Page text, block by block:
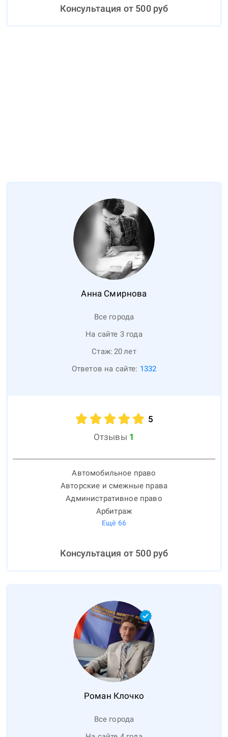
Консультация от 500руб
Анна Смирнова
Все города
На сайте 3 года
Стаж: 20лет
Ответов на сайте: 1332
5
Отзывы 1
Автомобильное право
Авторские и смежные права
Административное право
Арбитраж
Ещё 66
Консультация от 500руб
Роман Клочко
Все города